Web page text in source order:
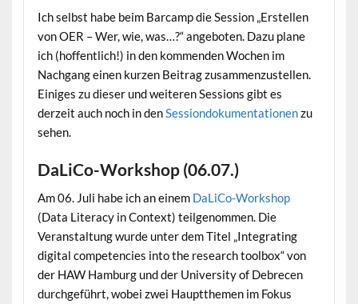
Ich selbst habe beim Barcamp die Session „Erstellen
von OER – Wer, wie, was…?“ angeboten. Dazu plane
ich (hoffentlich!) in den kommenden Wochen im
Nachgang einen kurzen Beitrag zusammenzustellen.
Einiges zu dieser und weiteren Sessions gibt es
derzeit auch noch in den Sessiondokumentationenzu
sehen.
DaLiCo-Workshop (06.07.)
Am 06. Juli habe ich an einem DaLiCo-Workshop
(Data Literacy in Context) teilgenommen. Die
Veranstaltung wurde unter dem Titel „Integrating
digital competencies into the research toolbox“ von
der HAW Hamburg und der University of Debrecen
durchgeführt, wobei zwei Hauptthemen im Fokus